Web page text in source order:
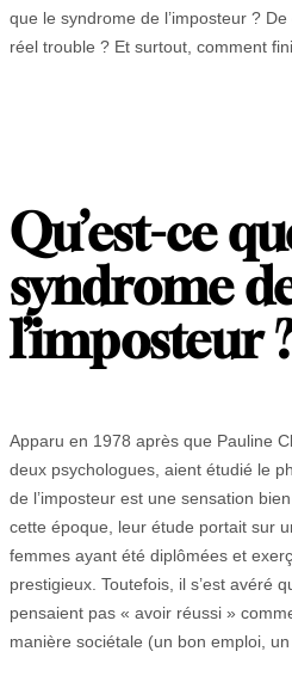
que le syndrome de l’imposteur ?
réel trouble ? Et surtout, comment
Qu’est-ce
syndrome
l’imposteur
Apparu en 1978 après que Pauline
deux psychologues, aient étudié le
de l’imposteur est une sensation
cette époque, leur étude portait sur
femmes ayant été diplômées et
prestigieux. Toutefois, il s’est avéré
pensaient pas « avoir réussi »
manière sociétale (un bon emploi,